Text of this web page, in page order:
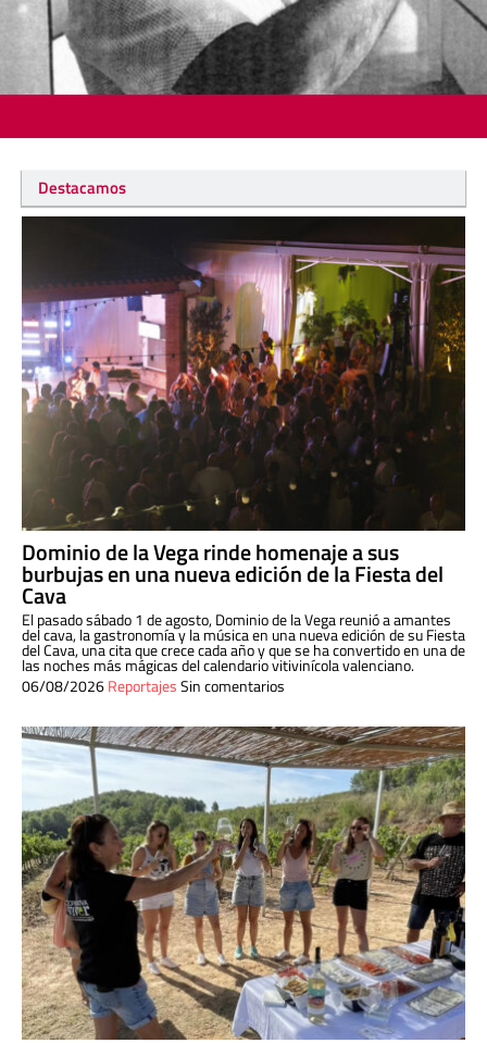
Destacamos
Dominio de la Vega rinde homenaje a sus
burbujas en una nueva edición de la Fiesta del
Cava
El pasado sábado 1 de agosto, Dominio de la Vega reunió a amantes
del cava, la gastronomía y la música en una nueva edición de su Fiesta
del Cava, una cita que crece cada año y que se ha convertido en una de
las noches más mágicas del calendario vitivinícola valenciano.
06/08/2026ReportajesSin comentarios